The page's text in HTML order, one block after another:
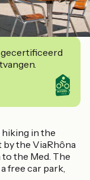
gecertificeerd
hiking in the
by the ViaRhôna
to the Med. The
free car park,